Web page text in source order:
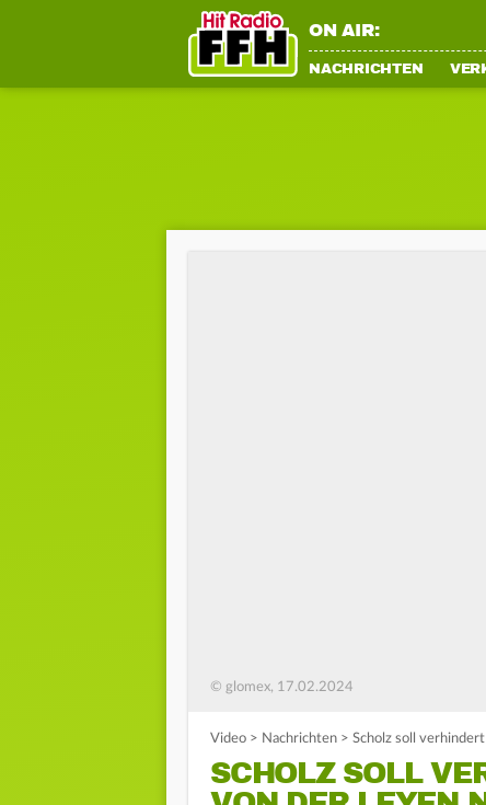
ON AIR:
NACHRICHTEN
© glomex, 17.02.2024
Video > Nachrichten > Scholz soll
SCHOLZ SOLL